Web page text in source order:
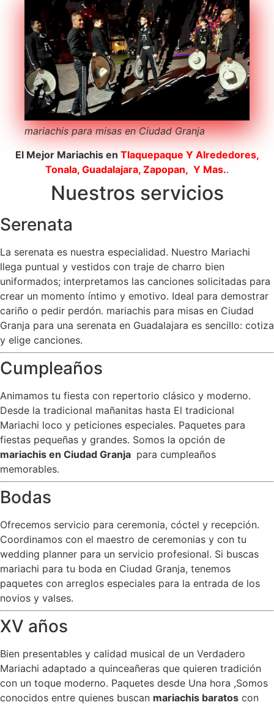
mariachis para misas en Ciudad Granja
El Mejor Mariachis en Tlaquepaque Y Alrededores,
Tonala, Guadalajara, Zapopan, Y Mas..
Nuestros servicios
Serenata
La serenata es nuestra especialidad. Nuestro Mariachi
llega puntual y vestidos con traje de charro bien
uniformados; interpretamos las canciones solicitadas para
crear un momento íntimo y emotivo. Ideal para demostrar
cariño o pedir perdón. mariachis para misas en Ciudad
Granja para una serenata en Guadalajara es sencillo: cotiza
y elige canciones.
Cumpleaños
Animamos tu fiesta con repertorio clásico y moderno.
Desde la tradicional mañanitas hasta El tradicional
Mariachi loco y peticiones especiales. Paquetes para
fiestas pequeñas y grandes. Somos la opción de
mariachis en Ciudad Granja para cumpleaños
memorables.
Bodas
Ofrecemos servicio para ceremonia, cóctel y recepción.
Coordinamos con el maestro de ceremonias y con tu
wedding planner para un servicio profesional. Si buscas
mariachi para tu boda en Ciudad Granja, tenemos
paquetes con arreglos especiales para la entrada de los
novios y valses.
XV años
Bien presentables y calidad musical de un Verdadero
Mariachi adaptado a quinceañeras que quieren tradición
con un toque moderno. Paquetes desde Una hora ,Somos
conocidos entre quienes buscan mariachis baratos con